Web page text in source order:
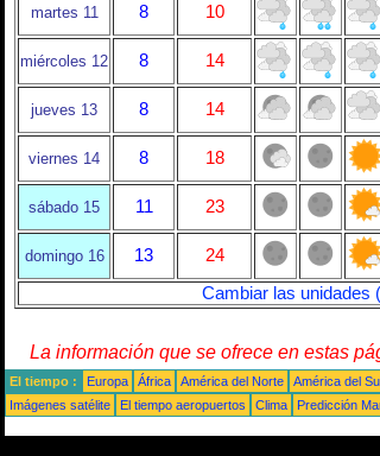
martes 11 8 10
miércoles 12 8 14
jueves 13 8 14
viernes 14 8 18
sábado 15 11 23
domingo 16 13
24
Cambiar las unidades
La información que se ofrece en estas
El tiempo : Europa África América del Norte América del
Imágenes satélite
El tiempo aeropuertos Clima Predicción